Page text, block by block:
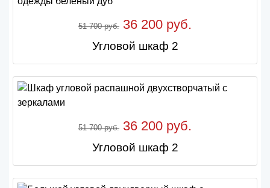
51 700 руб. 36 200 руб.
Угловой шкаф 2
51 700 руб. 36 200 руб.
Угловой шкаф 2